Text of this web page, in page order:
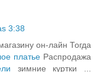
3:38
он-лайн Тогда
платье Распродажа
зимние куртки ...